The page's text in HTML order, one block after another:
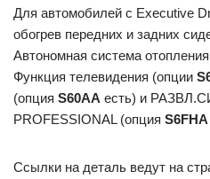
Для автомобилей с Executive
обогрев передних и задних
Автономная система
Функция телевидения (опции
(опция S60AA есть) и
PROFESSIONAL (опция S6FHA
Ссылки на деталь ведут на